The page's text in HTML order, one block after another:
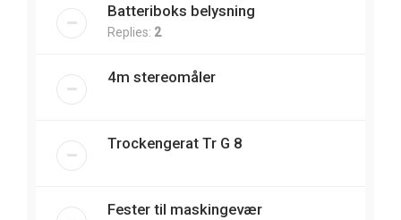
Batteriboks belysning
Replies: 2
4m stereomåler
Trockengerat Tr G 8
Fester til maskingevær